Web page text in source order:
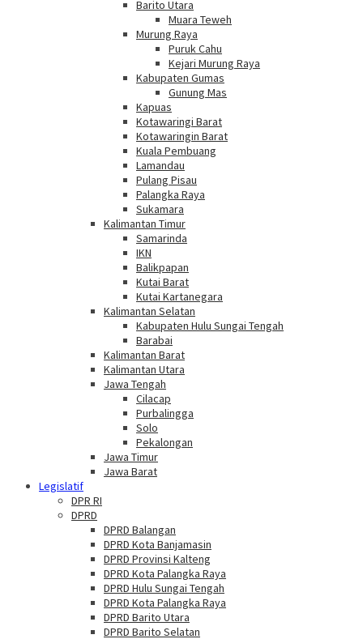
Barito Utara
Muara Teweh
Murung Raya
Puruk Cahu
Kejari Murung Raya
Kabupaten Gumas
Gunung Mas
Kapuas
Kotawaringi Barat
Kotawaringin Barat
Kuala Pembuang
Lamandau
Pulang Pisau
Palangka Raya
Sukamara
Kalimantan Timur
Samarinda
IKN
Balikpapan
Kutai Barat
Kutai Kartanegara
Kalimantan Selatan
Kabupaten Hulu Sungai Tengah
Barabai
Kalimantan Barat
Kalimantan Utara
Jawa Tengah
Cilacap
Purbalingga
Solo
Pekalongan
Jawa Timur
Jawa Barat
Legislatif
DPR RI
DPRD
DPRD Balangan
DPRD Kota Banjamasin
DPRD Provinsi Kalteng
DPRD Kota Palangka Raya
DPRD Hulu Sungai Tengah
DPRD Kota Palangka Raya
DPRD Barito Utara
DPRD Barito Selatan